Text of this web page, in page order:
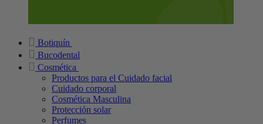
Botiquín
Bucodental
Cosmética
Productos para el Cuidado facial
Cuidado corporal
Cosmética Masculina
Protección solar
Perfumes